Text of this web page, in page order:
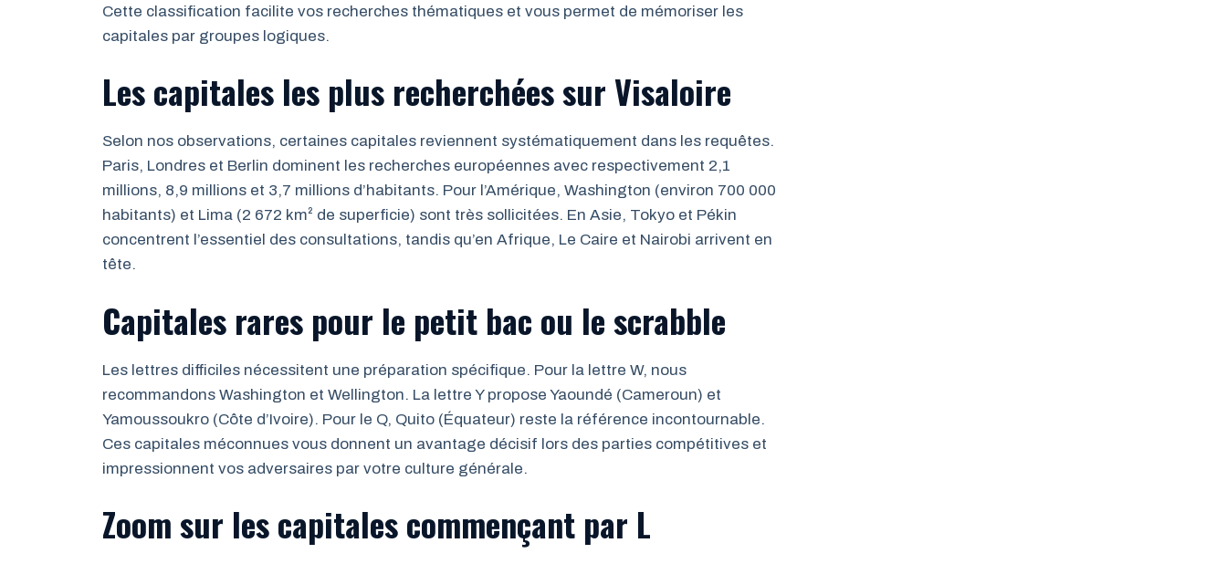
Cette classification facilite vos recherches thématiques et vous permet de mémoriser les
capitales par groupes logiques.
Les capitales les plus recherchées sur Visaloire
Selon nos observations, certaines capitales reviennent systématiquement dans les requêtes.
Paris, Londres et Berlin dominent les recherches européennes avec respectivement 2,1
millions, 8,9 millions et 3,7 millions d’habitants. Pour l’Amérique, Washington (environ 700 000
habitants) et Lima (2 672 km² de superficie) sont très sollicitées. En Asie, Tokyo et Pékin
concentrent l’essentiel des consultations, tandis qu’en Afrique, Le Caire et Nairobi arrivent en
tête.
Capitales rares pour le petit bac ou le scrabble
Les lettres difficiles nécessitent une préparation spécifique. Pour la lettre W, nous
recommandons Washington et Wellington. La lettre Y propose Yaoundé (Cameroun) et
Yamoussoukro (Côte d’Ivoire). Pour le Q, Quito (Équateur) reste la référence incontournable.
Ces capitales méconnues vous donnent un avantage décisif lors des parties compétitives et
impressionnent vos adversaires par votre culture générale.
Zoom sur les capitales commençant par L